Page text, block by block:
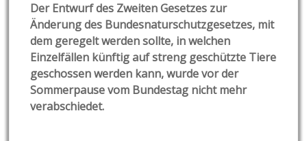
Der Entwurf des Zweiten Gesetzes zur
Änderung des Bundesnaturschutzgesetzes, mit
dem geregelt werden sollte, in welchen
Einzelfällen künftig auf streng geschützte Tiere
geschossen werden kann, wurde vor der
Sommerpause vom Bundestag nicht mehr
verabschiedet.